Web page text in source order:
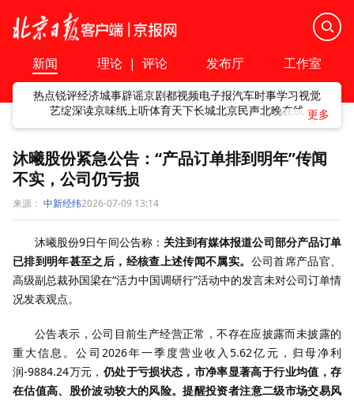
新闻 理论 | 评论 发布厅 工作室
热点锐评经济城事辟谣京剧都视频电子报汽车时事学习视觉
艺绽深读京味纸上听体育天下长城北京民声北晚在线
沐曦股份紧急公告：“产品订单排到明年”传闻
不实，公司仍亏损
来源： 中新经纬2026-07-09 13:14
沐曦股份9日午间公告称： 关注到有媒体报道公司部分产品订单
已排到明年甚至之后，经核查上述传闻不属实。 公司首席产品官、
高级副总裁孙国梁在“活力中国调研行”活动中的发言未对公司订单情
况发表观点。
公告表示，公司目前生产经营正常，不存在应披露而未披露的
重大信息。公司2026年一季度营业收入5.62亿元，归母净利
润-9884.24万元， 仍处于亏损状态，市净率显著高于行业均值，存
在估值高、股价波动较大的风险。提醒投资者注意二级市场交易风